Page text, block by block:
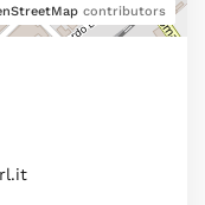
contributors